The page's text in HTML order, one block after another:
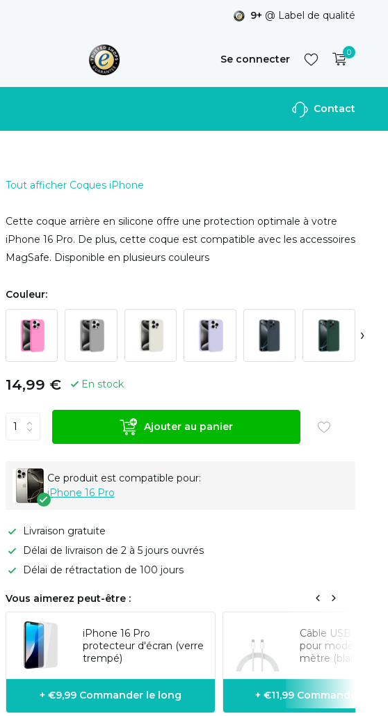
9+ @ Label de qualité
Se connecter
S'inscrire
0
Contact
Tout afficher Coques iPhone
Cette coque arrière en silicone offre une protection optimale à votre
iPhone 16 Pro. De plus, cette coque est compatible avec les accessoires
MagSafe. Disponible en plusieurs couleurs
Couleur:
›
14,99 € En stock
Ajouter au panier
Ce produit est compatible pour:
iPhone 16 Pro
Livraison gratuite
Délai de livraison de 2 à 5 jours ouvrés
Délai de rétractation de 100 jours
Vous aimerez peut-être :
iPhone 16 Pro
protecteur d'écran (verre
trempé)
+ €9,99 Commander le long
Câble USB-C vers
pour modèles
mètre (blanc)
+ €11,99 Commander le